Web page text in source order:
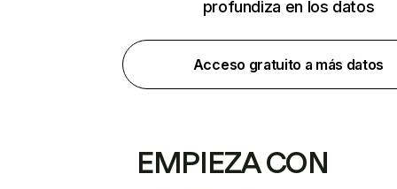
profundiza en los datos
Acceso gratuito a más datos
EMPIEZA CON